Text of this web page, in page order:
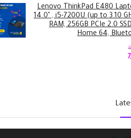
45,500 EGP.
2019 Lenovo ThinkPad E480
14.0" , i5-7200U (up to 3.10
RAM, 256GB PCIe 2.0
Home 64,